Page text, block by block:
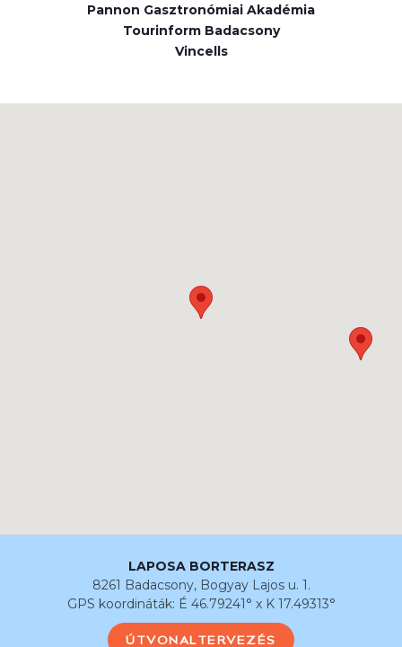
Pannon Gasztronómiai Akadémia
Tourinform Badacsony
Vincells
LAPOSA BORTERASZ
8261 Badacsony, Bogyay Lajos u. 1.
GPS koordináták: É 46.79241° x K 17.49313°
ÚTVONALTERVEZÉS